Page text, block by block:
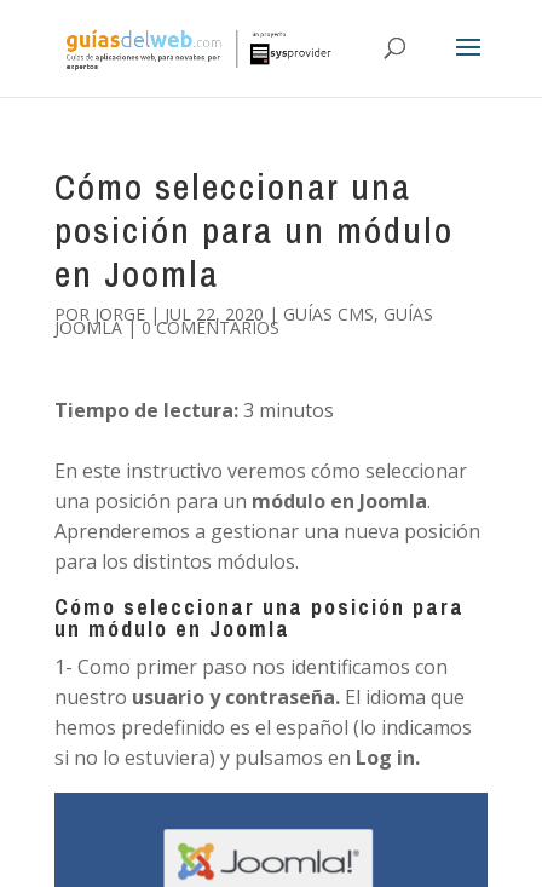
Cómo seleccionar una
posición para un módulo
en Joomla
POR JORGE| JUL 22, 2020 | GUÍAS CMS, GUÍAS
JOOMLA|0 COMENTARIOS
Tiempo de lectura:3 minutos
En este instructivo veremos cómo seleccionar
una posición para un módulo en Joomla.
Aprenderemos a gestionar una nueva posición
para los distintos módulos.
Cómo seleccionar una posición para
un módulo en Joomla
1- Como primer paso nos identificamos con
nuestro usuario y contraseña.El idioma que
hemos predefinido es el español (lo indicamos
si no lo estuviera) y pulsamos en Log in.